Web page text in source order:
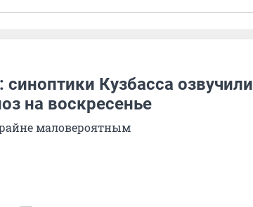
Кузбасса озвучили
на воскресенье
маловероятным